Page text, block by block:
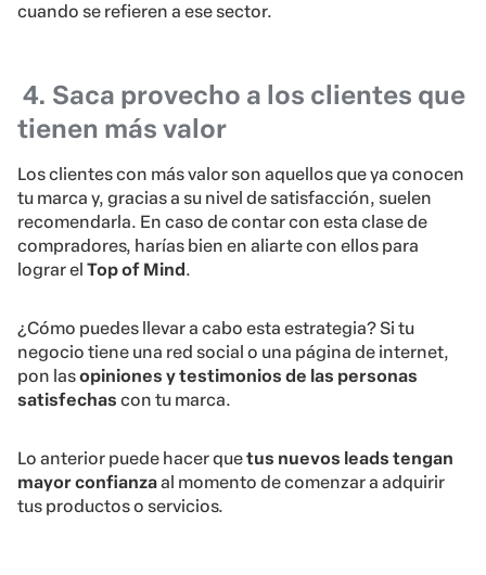
cuando se refieren a ese sector.
4. Saca provecho a los clientes que
tienen más valor
Los clientes con más valor son aquellos que ya conocen
tu marca y, gracias a su nivel de satisfacción, suelen
recomendarla. En caso de contar con esta clase de
compradores, harías bien en aliarte con ellos para
lograr el Top of Mind .
¿Cómo puedes llevar a cabo esta estrategia? Si tu
negocio tiene una red social o una página de internet,
pon lasopiniones y testimonios de las personas
satisfechas con tu marca.
Lo anterior puede hacer quetus nuevos leads tengan
mayor confianzaal momento de comenzar a adquirir
tus productos o servicios.